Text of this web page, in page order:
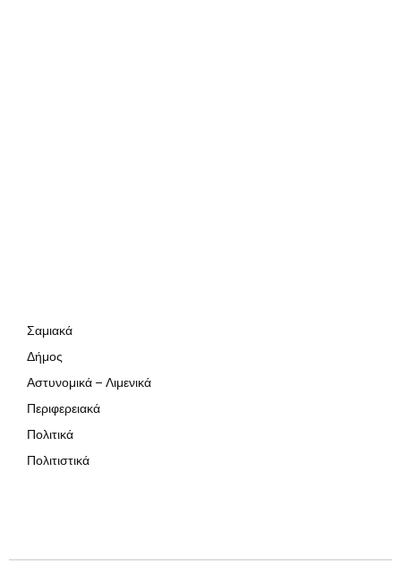
Σαμιακά
Δήμος
Αστυνομικά – Λιμενικά
Περιφερειακά
Πολιτικά
Πολιτιστικά